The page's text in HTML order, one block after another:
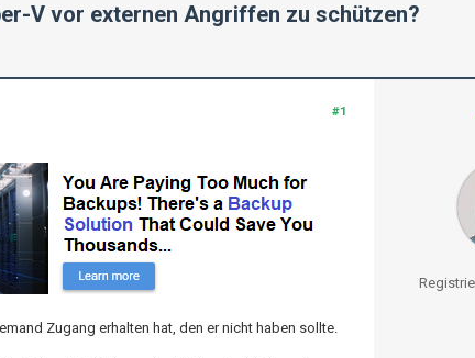
V vor externen Angriffen zu schützen?
#1
Zugang erhalten hat, den er nicht haben sollte.